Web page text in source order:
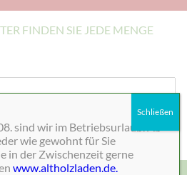
FINDEN SIE JEDE MENGE
sind wir im Betriebsurlaub. Ab
wie gewohnt für Sie
in der Zwischenzeit gerne
www.altholzladen.de.
Schließen